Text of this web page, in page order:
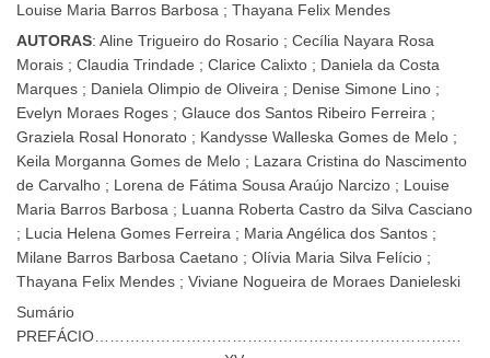
Louise Maria Barros Barbosa ; Thayana Felix Mendes
AUTORAS: Aline Trigueiro do Rosario ; Cecília Nayara Rosa
Morais ; Claudia Trindade ; Clarice Calixto ; Daniela da Costa
Marques ; Daniela Olimpio de Oliveira ; Denise Simone Lino ;
Evelyn Moraes Roges ; Glauce dos Santos Ribeiro Ferreira ;
Graziela Rosal Honorato ; Kandysse Walleska Gomes de Melo ;
Keila Morganna Gomes de Melo ; Lazara Cristina do Nascimento
de Carvalho ; Lorena de Fátima Sousa Araújo Narcizo ; Louise
Maria Barros Barbosa ; Luanna Roberta Castro da Silva Casciano
; Lucia Helena Gomes Ferreira ; Maria Angélica dos Santos ;
Milane Barros Barbosa Caetano ; Olívia Maria Silva Felício ;
Thayana Felix Mendes ; Viviane Nogueira de Moraes Danieleski
Sumário
PREFÁCIO………………………………………………………………